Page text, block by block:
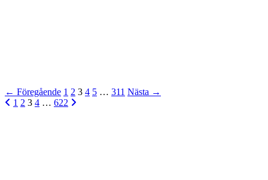
← Föregående 1 2 3 4 5 … 311 Nästa →
 1 2 3 4 … 622 